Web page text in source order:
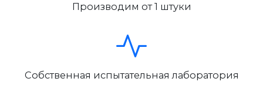
Производим от 1 штуки
Собственная испытательная лаборатория